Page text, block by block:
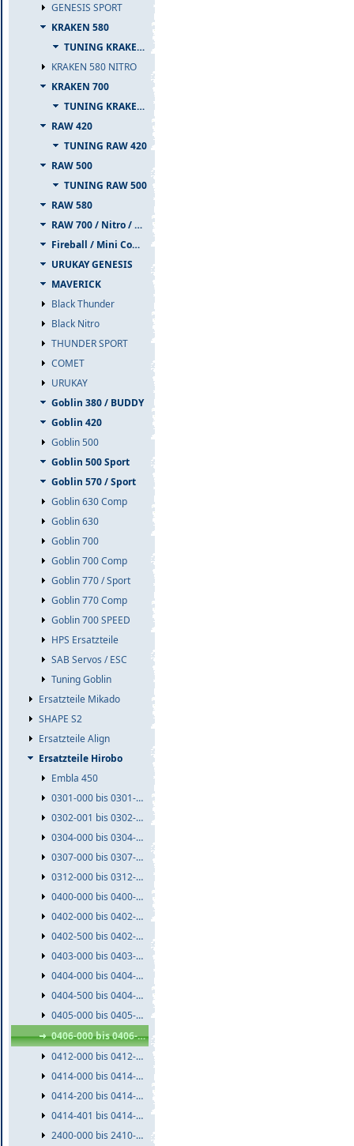
GENESIS SPORT
KRAKEN 580
TUNING KRAKEN 580
KRAKEN 580 NITRO
KRAKEN 700
TUNING KRAKEN 700
RAW 420
TUNING RAW 420
RAW 500
TUNING RAW 500
RAW 580
RAW 700 / Nitro / PIUMA
Fireball / Mini Comet
URUKAY GENESIS
MAVERICK
Black Thunder
Black Nitro
THUNDER SPORT
COMET
URUKAY
Goblin 380 / BUDDY
Goblin 420
Goblin 500
Goblin 500 Sport
Goblin 570 / Sport
Goblin 630 Comp
Goblin 630
Goblin 700
Goblin 700 Comp
Goblin 770 / Sport
Goblin 770 Comp
Goblin 700 SPEED
HPS Ersatzteile
SAB Servos / ESC
Tuning Goblin
Ersatzteile Mikado
SHAPE S2
Ersatzteile Align
Ersatzteile Hirobo
Embla 450
0301-000 bis 0301-999
0302-001 bis 0302-999
0304-000 bis 0304-999
0307-000 bis 0307-999
0312-000 bis 0312-999
0400-000 bis 0400-999
0402-000 bis 0402-499
0402-500 bis 0402-999
0403-000 bis 0403-999
0404-000 bis 0404-499
0404-500 bis 0404-999
0405-000 bis 0405-999
0406-000 bis 0406-999
0412-000 bis 0412-999
0414-000 bis 0414-199
0414-200 bis 0414-400
0414-401 bis 0414-999
2400-000 bis 2410-999